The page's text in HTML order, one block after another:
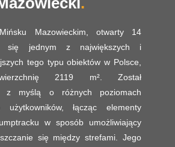
Mazowieckim, otwarty 14
się jednym z największych i
tego typu obiektów w Polsce,
2119 m². Został
z myślą o różnych poziomach
użytkowników, łącząc elementy
w sposób umożliwiający
się między strefami. Jego